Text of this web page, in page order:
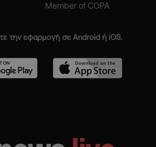
Member of COPA
την εφαρμογή σε Android ή iOS.